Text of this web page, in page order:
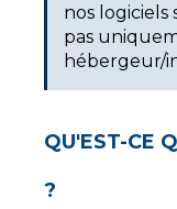
nos
pas
hébergeur/
QU'EST-CE
?